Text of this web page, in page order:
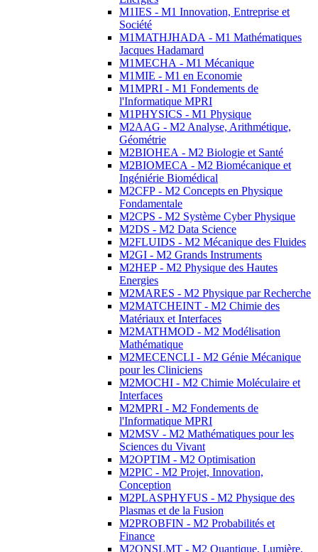
M1IES - M1 Innovation, Entreprise et
Société
M1MATHJHADA - M1 Mathématiques
Jacques Hadamard
M1MECHA - M1 Mécanique
M1MIE - M1 en Economie
M1MPRI - M1 Fondements de
l'Informatique MPRI
M1PHYSICS - M1 Physique
M2AAG - M2 Analyse, Arithmétique,
Géométrie
M2BIOHEA - M2 Biologie et Santé
M2BIOMECA - M2 Biomécanique et
Ingéniérie Biomédical
M2CFP - M2 Concepts en Physique
Fondamentale
M2CPS - M2 Système Cyber Physique
M2DS - M2 Data Science
M2FLUIDS - M2 Mécanique des Fluides
M2GI - M2 Grands Instruments
M2HEP - M2 Physique des Hautes
Energies
M2MARES - M2 Physique par Recherche
M2MATCHEINT - M2 Chimie des
Matériaux et Interfaces
M2MATHMOD - M2 Modélisation
Mathématique
M2MECENCLI - M2 Génie Mécanique
pour les Cliniciens
M2MOCHI - M2 Chimie Moléculaire et
Interfaces
M2MPRI - M2 Fondements de
l'Informatique MPRI
M2MSV - M2 Mathématiques pour les
Sciences du Vivant
M2OPTIM - M2 Optimisation
M2PIC - M2 Projet, Innovation,
Conception
M2PLASPHYFUS - M2 Physique des
Plasmas et de la Fusion
M2PROBFIN - M2 Probabilités et
Finance
M2QNSLMT - M2 Quantique, Lumière,